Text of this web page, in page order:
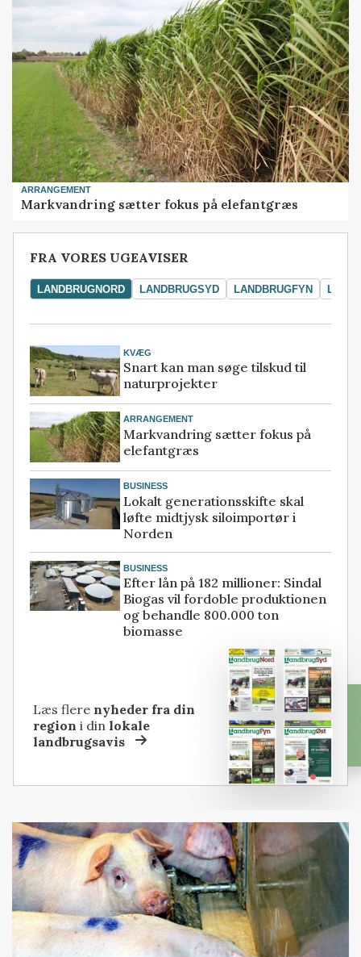
ARRANGEMENT
Markvandring sætter fokus på elefantgræs
FRA VORES UGEAVISER
LANDBRUGNORD LANDBRUGSYD LANDBRUGFYN
KVÆG
Snart kan man søge tilskud til
naturprojekter
ARRANGEMENT
Markvandring sætter fokus på
elefantgræs
BUSINESS
Lokalt generationsskifte skal
løfte midtjysk siloimportør i
Norden
BUSINESS
Efter lån på 182 millioner: Sindal
Biogas vil fordoble produktionen
og behandle 800.000 ton
biomasse
Læs flere nyheder fra din
region i dinlokale
landbrugsavis